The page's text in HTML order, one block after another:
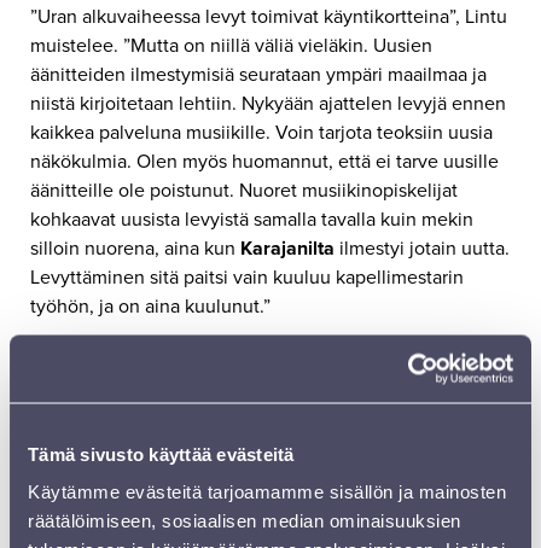
Tämä sivusto käyttää evästeitä
Käytämme evästeitä tarjoamamme sisällön ja mainosten
räätälöimiseen, sosiaalisen median ominaisuuksien
”Uran alkuvaiheessa levyt toimivat käyntikortteina”, Lintu
muistelee. ”Mutta on niillä väliä vieläkin. Uusien
äänitteiden ilmestymisiä seurataan ympäri maailmaa ja
niistä kirjoitetaan lehtiin. Nykyään ajattelen levyjä ennen
kaikkea palveluna musiikille. Voin tarjota teoksiin uusia
näkökulmia. Olen myös huomannut, että ei tarve uusille
äänitteille ole poistunut. Nuoret musiikinopiskelijat
kohkaavat uusista levyistä samalla tavalla kuin mekin
silloin nuorena, aina kun Karajanilta ilmestyi jotain uutta.
Levyttäminen sitä paitsi vain kuuluu kapellimestarin
työhön, ja on aina kuulunut.”
Rautavaaran merkitys suomalaiselle musiikille on
Akatemian sävellyksen professorina maailmantähtiä mm.
Kalevi Ahosta,Magnus Lindbergistä,Olli Mustosestaja
Esa-Pekka Salosesta.